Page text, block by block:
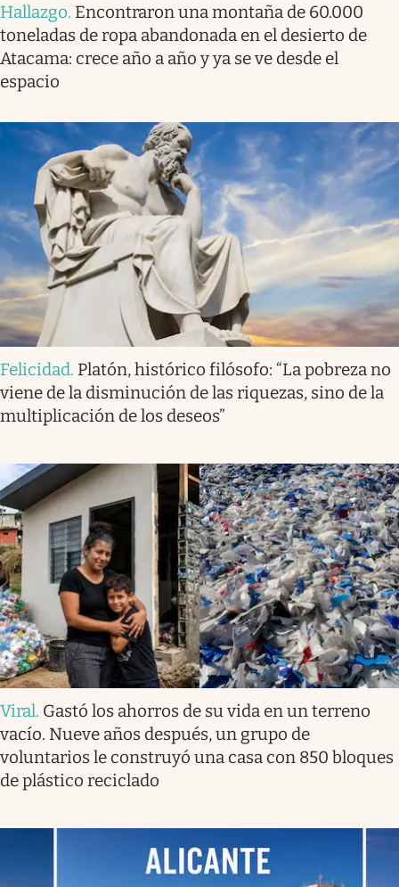
Hallazgo. Encontraron una montaña de 60.000
toneladas de ropa abandonada en el desierto de
Atacama: crece año a año y ya se ve desde el
espacio
Felicidad. Platón, histórico filósofo: “La pobreza no
viene de la disminución de las riquezas, sino de la
multiplicación de los deseos”
Viral. Gastó los ahorros de su vida en un terreno
vacío. Nueve años después, un grupo de
voluntarios le construyó una casa con 850 bloques
de plástico reciclado